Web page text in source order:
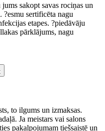
sakopt savas rociņas un
sertificēta nagu
etapes. ?piedāvāju
pārklājums, nagu
to ilgums un izmaksas.
Ja meistars vai salons
pakalpojumam tiešsaistē un